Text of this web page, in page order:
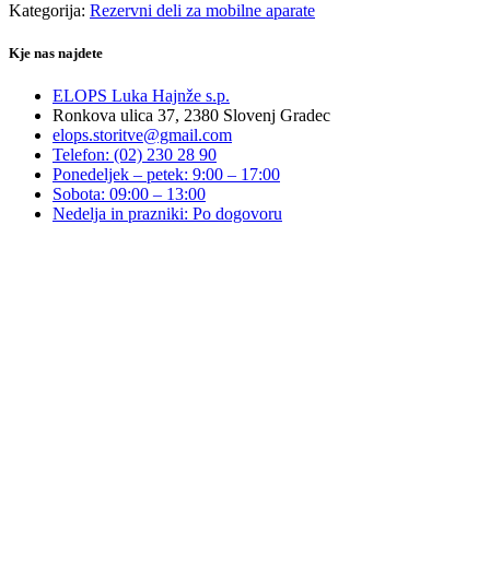
iPhone
-
kvaliteta
količina
Kategorija: Rezervni deli za mobilne aparate
Kje nas najdete
ELOPS Luka Hajnže s.p.
Ronkova ulica 37, 2380 Slovenj Gradec
elops.storitve@gmail.com
Telefon: (02) 230 28 90
Ponedeljek – petek: 9:00 – 17:00
Sobota: 09:00 – 13:00
Nedelja in prazniki: Po dogovoru